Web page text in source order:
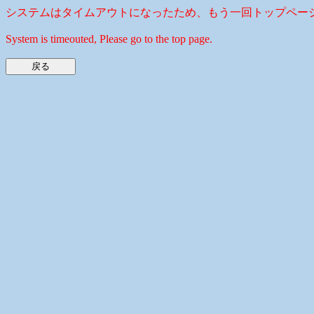
システムはタイムアウトになったため、もう一回トップペー
System is timeouted, Please go to the top page.